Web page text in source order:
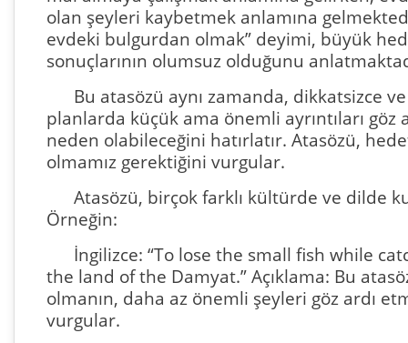
olan şeyleri kaybetmek anlamına
evdeki bulgurdan olmak” deyimi, büyük
sonuçlarının olumsuz olduğunu
Bu atasözü aynı zamanda, dikkatsizce
planlarda küçük ama önemli ayrıntıları
neden olabileceğini hatırlatır. Atasözü,
olmamız gerektiğini vurgular.
Atasözü, birçok farklı kültürde ve dilde
Örneğin:
İngilizce: “To lose the small fish while
the land of the Damyat.” Açıklama: Bu
olmanın, daha az önemli şeyleri göz ardı
vurgular.